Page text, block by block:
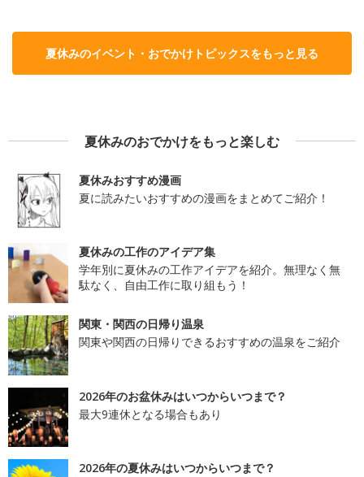
夏休みのイベント・おでかけトピックスをもっと見る
夏休みのおでかけをもっと楽しむ
夏休みおすすめ漫画
夏に読みたいおすすめの漫画をまとめてご紹介！
夏休みの工作のアイデア集
学年別に夏休みの工作アイデアを紹介。無理なく無
駄なく、自由工作に取り組もう！
関東・関西の日帰り温泉
関東や関西の日帰りできるおすすめの温泉をご紹介
2026年のお盆休みはいつからいつまで？
最大9連休となる場合もあり
2026年の夏休みはいつからいつまで？